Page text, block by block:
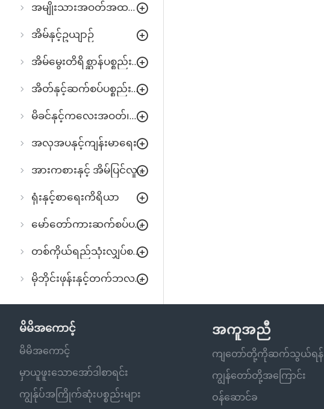
အမျိုးသားအဝတ်အထည်များ
အိမ်နှင့်ဥယျာဉ်
အိမ်မွေးတိရိစ္ဆာန်ပစ္စည်းများ
အိတ်နှင့်ဆက်စပ်ပစ္စည်းများ
မိခင်နှင့်ကလေးအဝတ်၊အသုံးအဆောင်
အလှအပနှင့်ကျန်းမာရေး
အားကစားနှင့် အိမ်ပြင်လှုပ်ရှားမှု
ရုံးနှင့်စာရေးကိရိယာ
မော်တော်ကားဆက်စပ်ပစ္စည်းများ
တစ်ကိုယ်ရည်သုံးလျှပ်စစ်ပစ္စည်းများ
မိုဘိုင်းဖုန်းနှင့်တက်ဘလက်
မိမိအကောင့်
မိမိအကောင့်
မှာယူဖူးသောအော်ဒါစာရင်း
ကျွန်ုပ်အကြိုက်ဆုံးပစ္စည်းများ
အကူအညီ
ကျတော်တို့ကိုဆက်သွယ်ရန်
ကျွန်တော်တို့အကြောင်း
ဝန်ဆောင်ခ